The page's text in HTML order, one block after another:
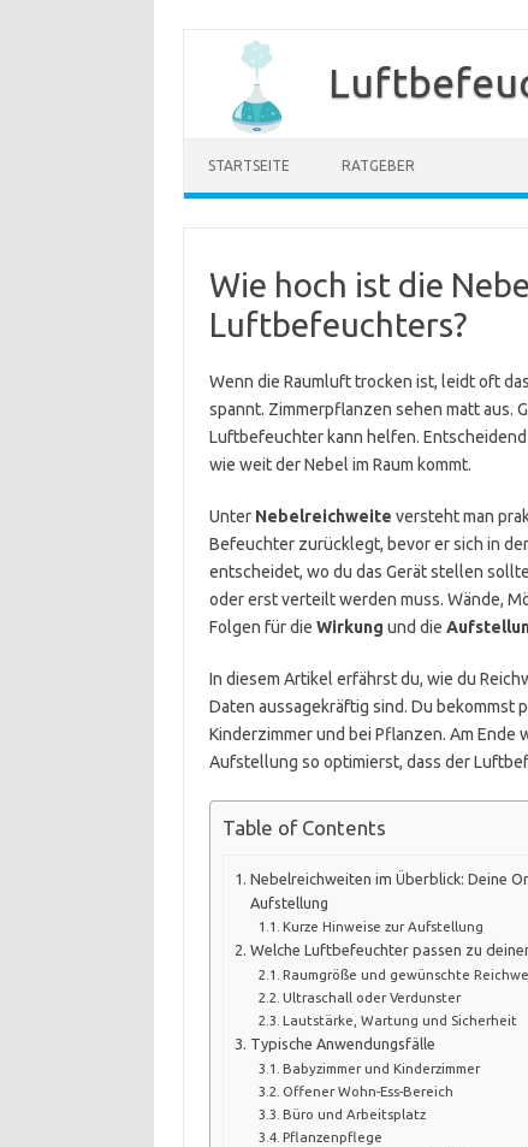
springen
STARTSEITE RATGEBER
Wie hoch ist die
Luftbefeuchters?
Wenn die Raumluft trocken ist, leidt oft
spannt. Zimmerpflanzen sehen matt aus.
Luftbefeuchter kann helfen.
wie weit der Nebel im Raum kommt.
Unter Nebelreichweite versteht man
Befeuchter zurücklegt, bevor er sich in
entscheidet, wo du das Gerät stellen
oder erst verteilt werden muss. Wände,
Folgen für die Wirkung und die
In diesem Artikel erfährst du, wie du
Daten aussagekräftig sind. Du bekommst
Kinderzimmer und bei Pflanzen. Am
Aufstellung so optimierst, dass der
Table of Contents
Nebelreichweiten im Überblick: Deine
Aufstellung
Kurze Hinweise zur Aufstellung
Welche Luftbefeuchter passen zu
Raumgröße und gewünschte
Ultraschall oder Verdunster
Lautstärke, Wartung und Sicherheit
Typische Anwendungsfälle
Babyzimmer und Kinderzimmer
Offener Wohn-Ess-Bereich
Büro und Arbeitsplatz
Pflanzenpflege